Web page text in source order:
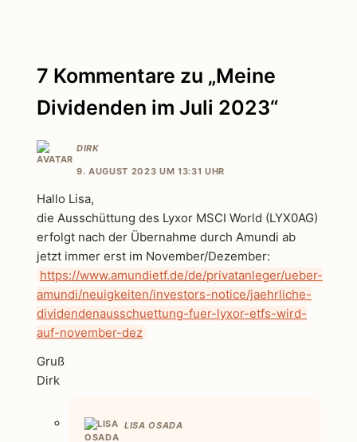
7 Kommentare zu „Meine
Dividenden im Juli 2023“
DIRK
9. AUGUST 2023 UM 13:31 UHR
Hallo Lisa,
die Ausschüttung des Lyxor MSCI World (LYX0AG)
erfolgt nach der Übernahme durch Amundi ab
jetzt immer erst im November/Dezember:
https://www.amundietf.de/de/privatanleger/ueber-
amundi/neuigkeiten/investors-notice/jaehrliche-
dividendenausschuettung-fuer-lyxor-etfs-wird-
auf-november-dez
Gruß
Dirk
LISA OSADA